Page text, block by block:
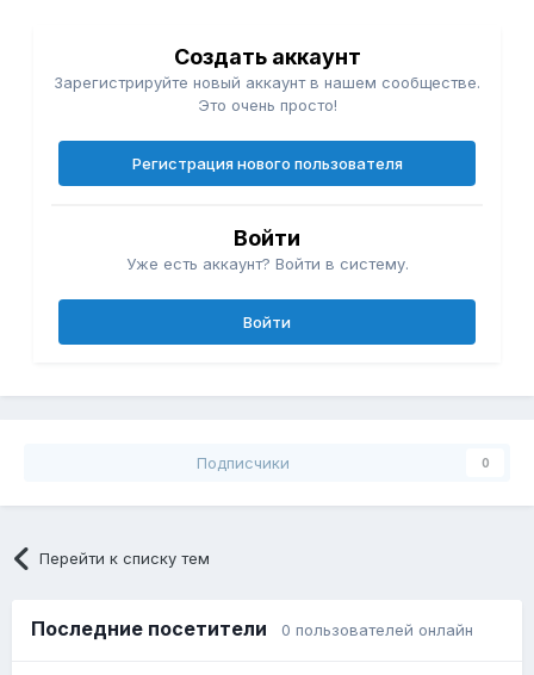
Создать аккаунт
Зарегистрируйте новый аккаунт в нашем сообществе.
Это очень просто!
Регистрация нового пользователя
Войти
Уже есть аккаунт? Войти в систему.
Войти
Подписчики 0
Перейти к списку тем
Последние посетители 0 пользователей онлайн